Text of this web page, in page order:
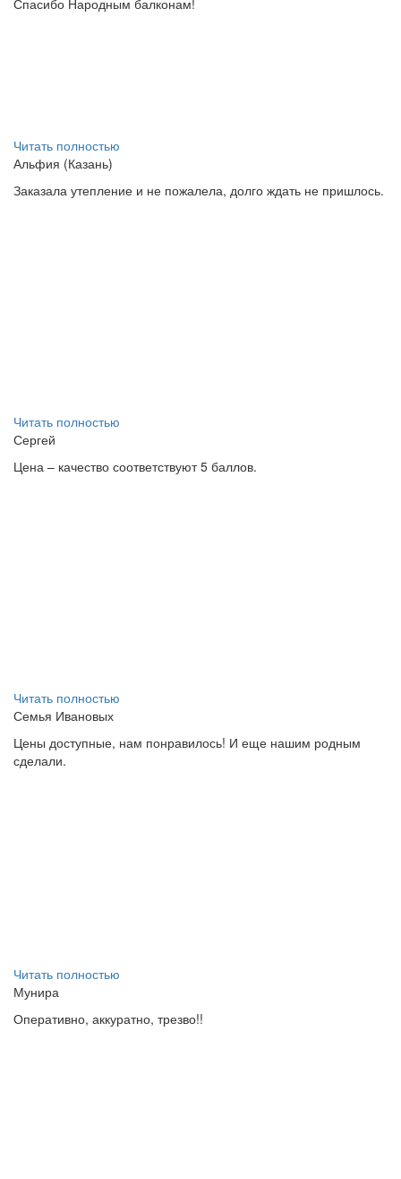
Спасибо Народным балконам!
Читать полностью
Альфия (Казань)
Заказала утепление и не пожалела, долго ждать не пришлось.
Читать полностью
Сергей
Цена – качество соответствуют 5 баллов.
Читать полностью
Семья Ивановых
Цены доступные, нам понравилось! И еще нашим родным
сделали.
Читать полностью
Мунира
Оперативно, аккуратно, трезво!!